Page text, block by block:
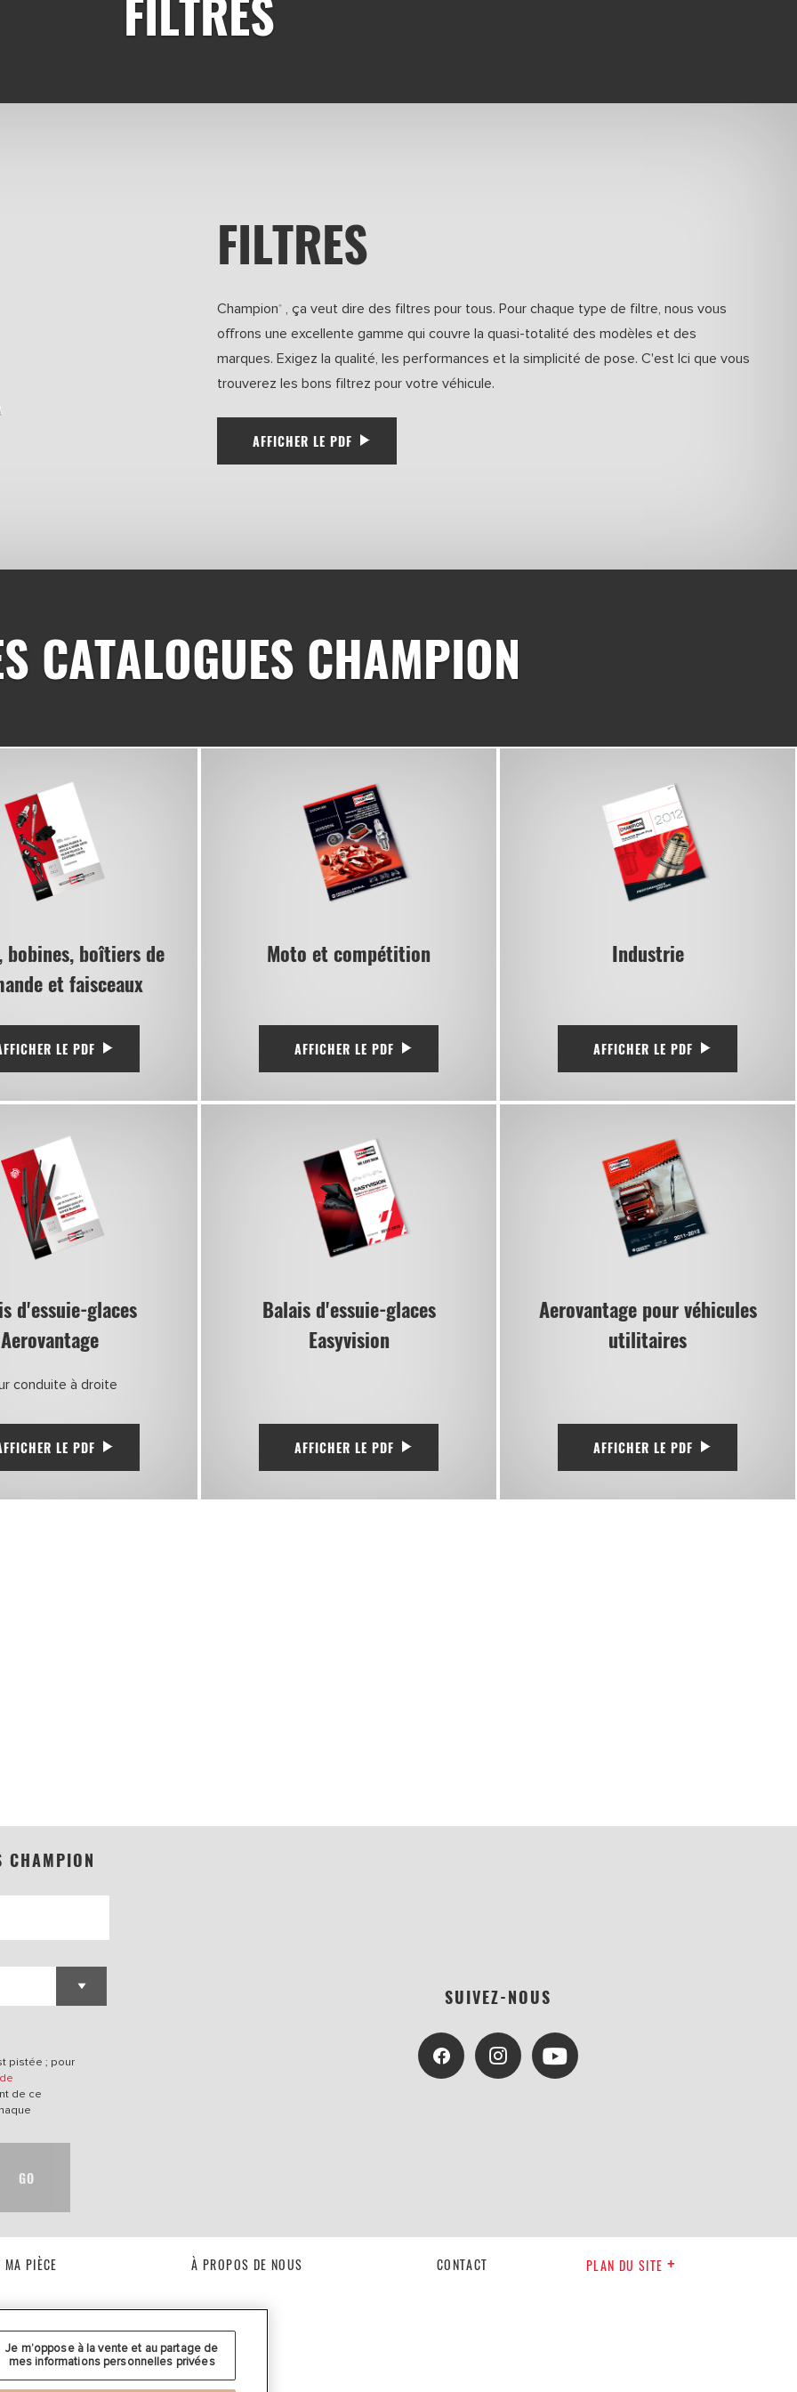
FILTRES
FILTRES
Champion®
, ça veut dire des filtres pour tous. Pour chaque type de filtre, nous vous
offrons une excellente gamme qui couvre la quasi-totalité des modèles et des
marques. Exigez la qualité, les performances et la simplicité de pose. C'est Ici que vous
trouverez les bons filtrez pour votre véhicule.
AFFICHER LE PDF
CATALOGUES CHAMPION
bobines, boîtiers de
et faisceaux
LE PDF
Moto et compétition
AFFICHER LE PDF
Industrie
AFFICHER LE PDF
d'essuie-glaces
Aerovantage
conduite à droite
LE PDF
Balais d'essuie-glaces
Easyvision
AFFICHER LE PDF
Aerovantage pour véhicules
utilitaires
AFFICHER LE PDF
CHAMPION
pistée ; pour
de ce
GO
SUIVEZ-NOUS
MA PIÈCE À PROPOS DE NOUS CONTACT PLAN DU SITE
Je m’oppose à la vente et au partage de
mes informations personnelles privées